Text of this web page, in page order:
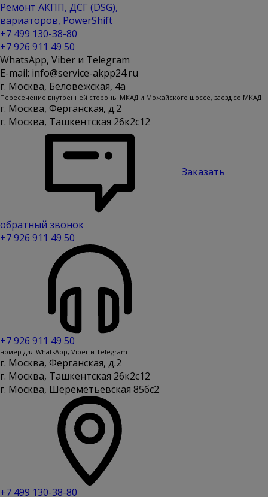
Ремонт АКПП, ДСГ (DSG),
вариаторов, PowerShift
+7 499 130-38-80
+7 926 911 49 50
WhatsApp, Viber и Telegram
E-mail: info@service-akpp24.ru
г. Москва, Беловежская, 4a
Пересечение внутренней стороны МКАД и Можайского шоссе, заезд со МКАД
г. Москва, Ферганская, д.2
г. Москва, Ташкентская 26к2с12
Заказать
обратный звонок
+7 926 911 49 50
+7 926 911 49 50
номер для WhatsApp, Viber и Telegram
г. Москва, Ферганская, д.2
г. Москва, Ташкентская 26к2с12
г. Москва, Шереметьевская 85бс2
+7 499 130-38-80